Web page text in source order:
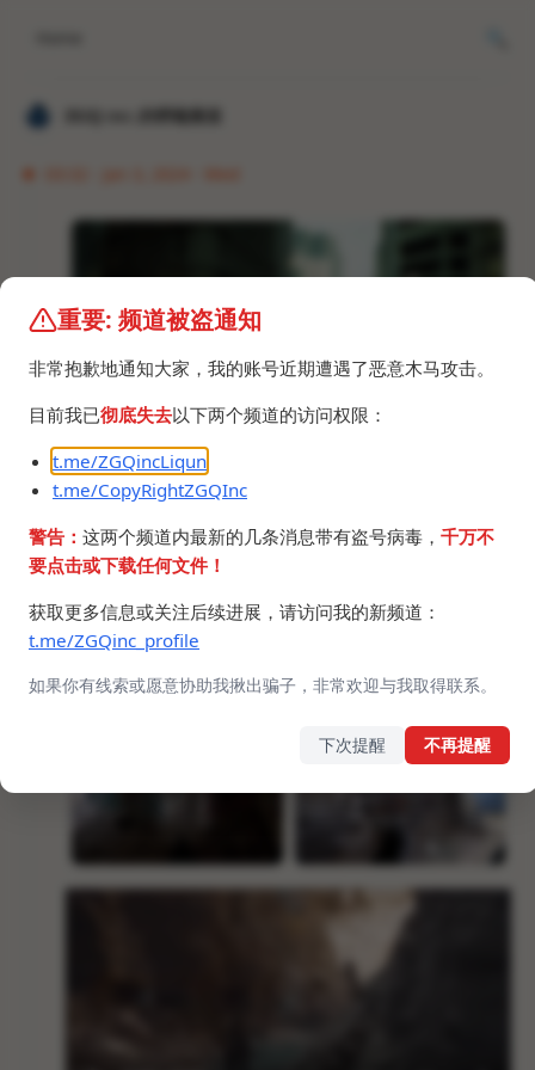
𝐙𝐆𝐐 ɪɴᴄ.的唠嗑频道
重要: 频道被盗通知
非常抱歉地通知大家，我的账号近期遭遇了恶意木马攻击。
目前我已彻底失去以下两个频道的访问权限：
t.me/ZGQincLiqun
t.me/CopyRightZGQInc
警告： 这两个频道内最新的几条消息带有盗号病毒， 千万不
要点击或下载任何文件！
获取更多信息或关注后续进展，请访问我的新频道：
t.me/ZGQinc_profile
如果你有线索或愿意协助我揪出骗子，非常欢迎与我取得联系。
下次提醒 不再提醒